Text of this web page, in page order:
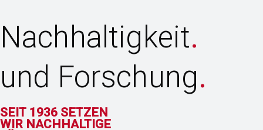
Nachhaltigkeit.
und Forschung.
SEIT 1936 SETZEN
WIR NACHHALTIGE